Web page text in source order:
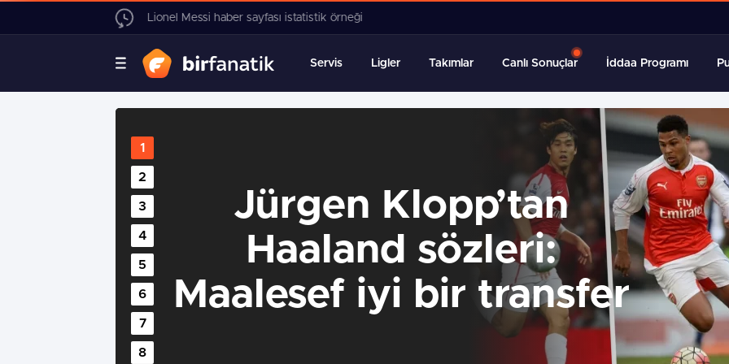
01:08 / Bayern Münih, Ousmane Dembele için harekete geçti! 4 yıllık sözleşme teklifi
Servis Ligler Takımlar Canlı Sonuçlar İddaa Programı
Jürgen Klopp’tan
Haaland sözleri:
Maalesef iyi bir transfer